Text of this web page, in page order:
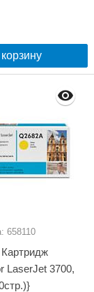
658110
LaserJet 3700,